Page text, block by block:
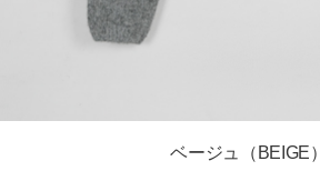
ベージュ（BEIGE）